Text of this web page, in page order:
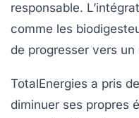
responsable.
comme les
de progresser vers un
TotalEnergies a pris
diminuer ses propres